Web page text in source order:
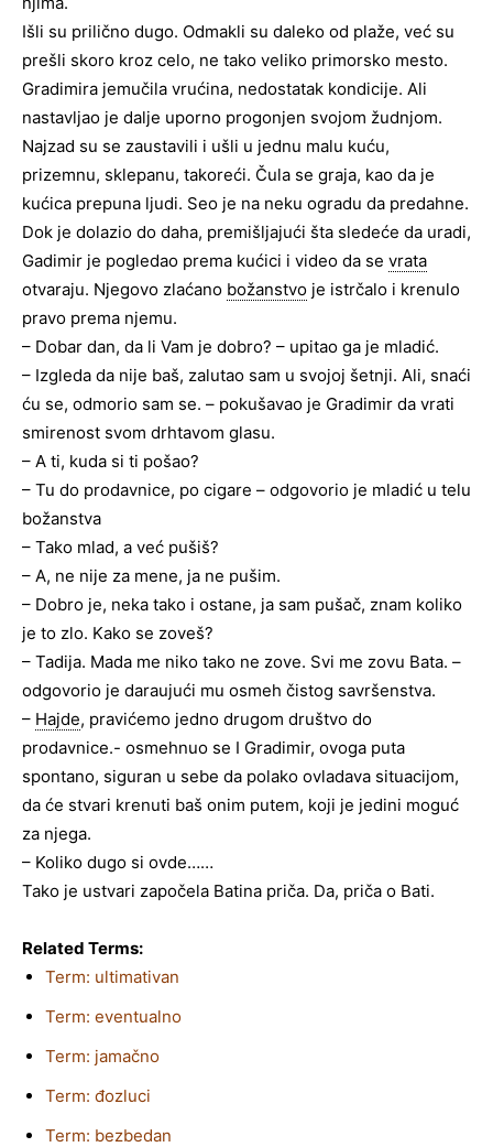
Išli su prilično dugo. Odmakli su daleko od plaže, već su
prešli skoro kroz celo, ne tako veliko primorsko mesto.
Gradimira jemučila vrućina, nedostatak kondicije. Ali
nastavljao je dalje uporno progonjen svojom žudnjom.
Najzad su se zaustavili i ušli u jednu malu kuću,
prizemnu, sklepanu, takoreći. Čula se graja, kao da je
kućica prepuna ljudi. Seo je na neku ogradu da predahne.
Dok je dolazio do daha, premišljajući šta sledeće da uradi,
Gadimir je pogledao prema kućici i video da se vrata
otvaraju. Njegovo zlaćano božanstvo je istrčalo i krenulo
pravo prema njemu.
– Dobar dan, da li Vam je dobro? – upitao ga je mladić.
– Izgleda da nije baš, zalutao sam u svojoj šetnji. Ali, snaći
ću se, odmorio sam se. – pokušavao je Gradimir da vrati
smirenost svom drhtavom glasu.
– A ti, kuda si ti pošao?
– Tu do prodavnice, po cigare – odgovorio je mladić u telu
božanstva
– Tako mlad, a već pušiš?
– A, ne nije za mene, ja ne pušim.
– Dobro je, neka tako i ostane, ja sam pušač, znam koliko
je to zlo. Kako se zoveš?
– Tadija. Mada me niko tako ne zove. Svi me zovu Bata. –
odgovorio je daraujući mu osmeh čistog savršenstva.
– Hajde, pravićemo jedno drugom društvo do
prodavnice.- osmehnuo se I Gradimir, ovoga puta
spontano, siguran u sebe da polako ovladava situacijom,
da će stvari krenuti baš onim putem, koji je jedini moguć
za njega.
– Koliko dugo si ovde……
Tako je ustvari započela Batina priča. Da, priča o Bati.
Related Terms:
Term: ultimativan
Term: eventualno
Term: jamačno
Term: đozluci
Term: bezbedan